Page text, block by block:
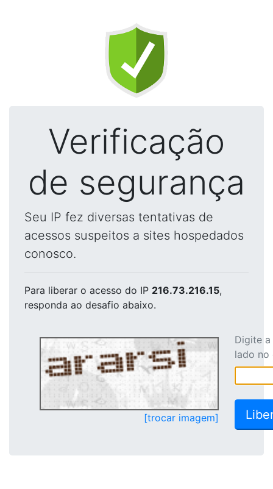
Verificação
de segurança
Seu IP fez diversas tentativas de
acessos suspeitos a sites hospedados
conosco.
Para liberar o acesso do IP 216.73.216.15,
responda ao desafio abaixo.
[trocar imagem]
Digite
lado no